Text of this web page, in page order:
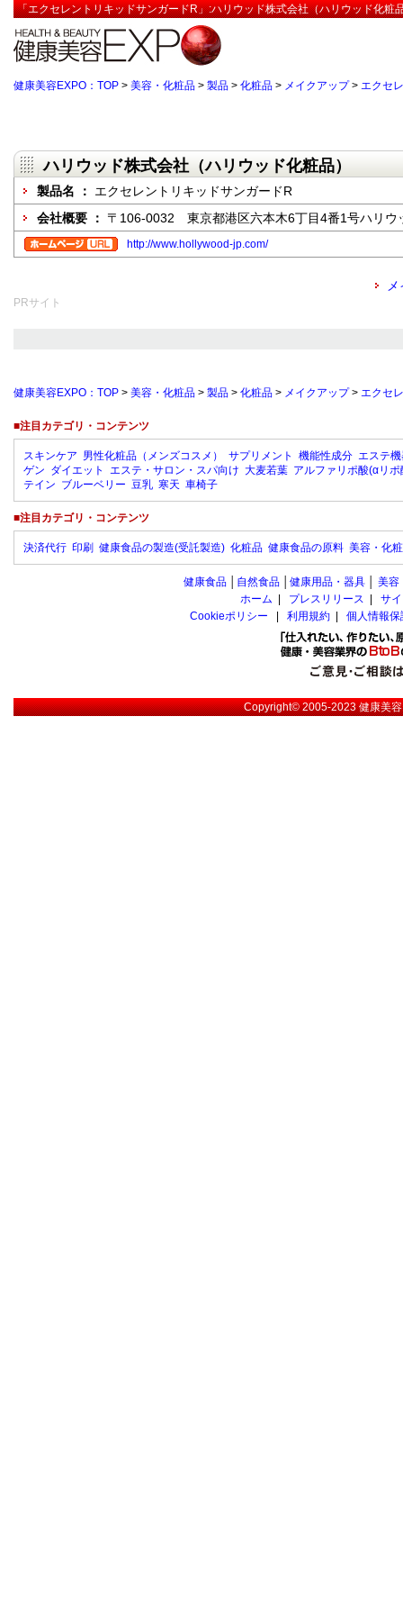
「エクセレントリキッドサンガードR」:ハリウッド株式会社（ハリウッド化粧
健康美容EXPO：TOP > 美容・化粧品 > 製品 > 化粧品 > メイクアップ> エクセ
ハリウッド株式会社（ハリウッド化粧品）
製品名 ： エクセレントリキッドサンガードR
会社概要 ： 〒106-0032 東京都港区六本木6丁目4番1号ハリウ
http://www.hollywood-jp.com/
PRサイト
健康美容EXPO：TOP > 美容・化粧品 > 製品 > 化粧品 > メイクアップ> エクセ
■注目カテゴリ・コンテンツ
スキンケア 男性化粧品（メンズコスメ） サプリメント 機能性成分 エステ
ゲン ダイエット エステ・サロン・スパ向け 大麦若葉 アルファリポ酸(αリポ
テイン ブルーベリー 豆乳 寒天 車椅子
■注目カテゴリ・コンテンツ
決済代行 印刷 健康食品の製造(受託製造) 化粧品 健康食品の原料 美容・化
健康食品 自然食品 健康用品・器具 美容
ホーム
プレスリリース
サ
Cookieポリシー
利用規約 個人情報
Copyright© 2005-2023健康美